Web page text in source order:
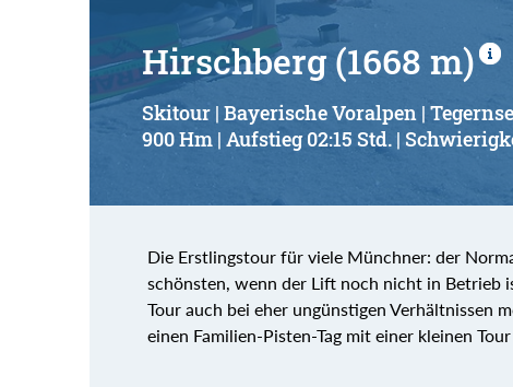
Hirschberg (1668 m)
Skitour | Bayerische Voralpen |
900 Hm | Aufstieg 02:15 Std. |
Die Erstlingstour für viele Münchner: der
schönsten, wenn der Lift noch nicht in Betrieb
Tour auch bei eher ungünstigen Verhältnissen
einen Familien-Pisten-Tag mit einer kleinen